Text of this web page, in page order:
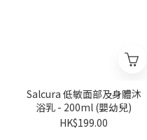
Salcura 低敏面部及身體沐
浴乳 - 200ml (嬰幼兒)
HK$199.00